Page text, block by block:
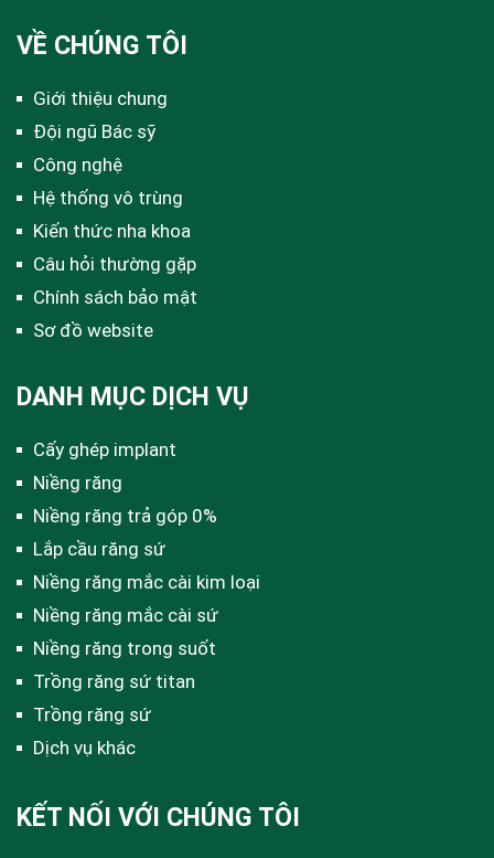
VỀ CHÚNG TÔI
Giới thiệu chung
Đội ngũ Bác sỹ
Công nghệ
Hệ thống vô trùng
Kiến thức nha khoa
Câu hỏi thường gặp
Chính sách bảo mật
Sơ đồ website
DANH MỤC DỊCH VỤ
Cấy ghép implant
Niềng răng
Niềng răng trả góp 0%
Lắp cầu răng sứ
Niềng răng mắc cài kim loại
Niềng răng mắc cài sứ
Niềng răng trong suốt
Trồng răng sứ titan
Trồng răng sứ
Dịch vụ khác
KẾT NỐI VỚI CHÚNG TÔI